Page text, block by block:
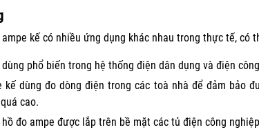
kế có nhiều ứng dụng khác nhau trong thực tế, có
phổ biến trong hệ thống điện dân dụng và điện
kế dùng đo dòng điện trong các toà nhà để đảm bảo
cao.
đo ampe được lắp trên bề mặt các tủ điện công